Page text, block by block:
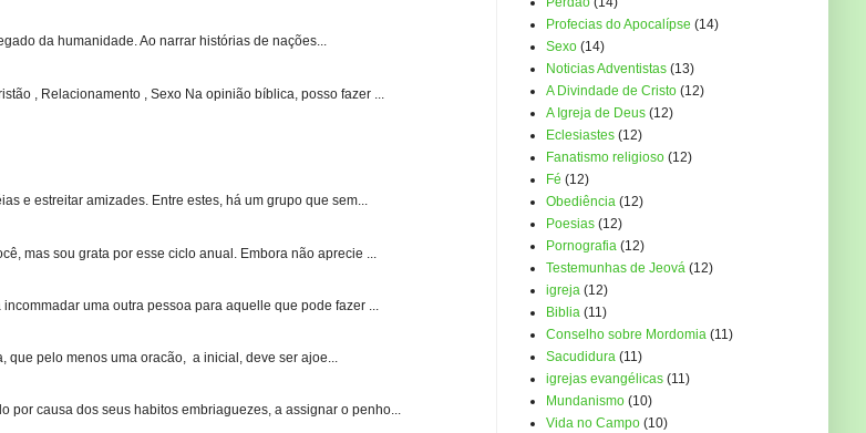
da humanidade. Ao narrar histórias de nações...
, Relacionamento , Sexo Na opinião bíblica, posso fazer ...
e estreitar amizades. Entre estes, há um grupo que sem...
mas sou grata por esse ciclo anual. Embora não aprecie ...
uma outra pessoa para aquelle que pode fazer ...
que pelo menos uma oracão, a inicial, deve ser ajoe...
por causa dos seus habitos embriaguezes, a assignar o penho...
Profecias do Apocalípse (14)
Sexo (14)
Noticias Adventistas (13)
A Divindade de Cristo (12)
A Igreja de Deus (12)
Eclesiastes (12)
Fanatismo religioso (12)
Fé (12)
Obediência (12)
Poesias (12)
Pornografia (12)
Testemunhas de Jeová (12)
igreja (12)
Biblia (11)
Conselho sobre Mordomia (11)
Sacudidura (11)
igrejas evangélicas (11)
Mundanismo (10)
Vida no Campo (10)